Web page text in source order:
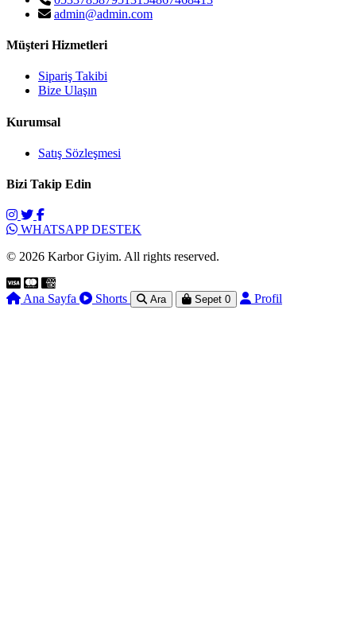
admin@admin.com
Müşteri Hizmetleri
Sipariş Takibi
Bize Ulaşın
Kurumsal
Satış Sözleşmesi
Bizi Takip Edin
WHATSAPP DESTEK
© 2026 Karbor Giyim. All rights reserved.
Ana Sayfa Shorts Ara Sepet 0 Profil